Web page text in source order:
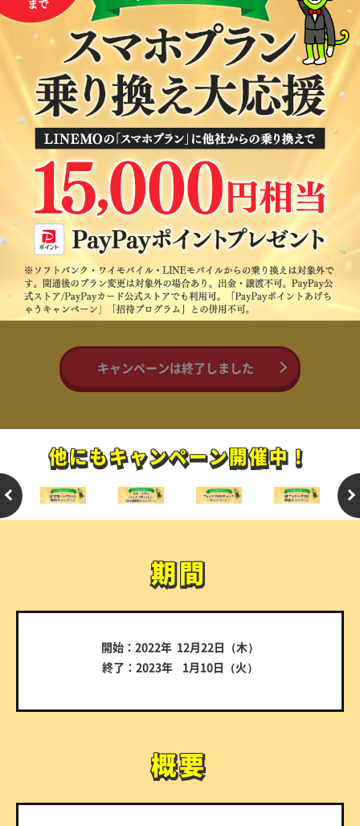
キャンペーンは終了しました
他にもキャンペーン開催中！
他にもキャンペーン開催中！
期間
期間
開始：2022年 12月22日（木）
終了：2023年 1月10日（火）
概要
概要